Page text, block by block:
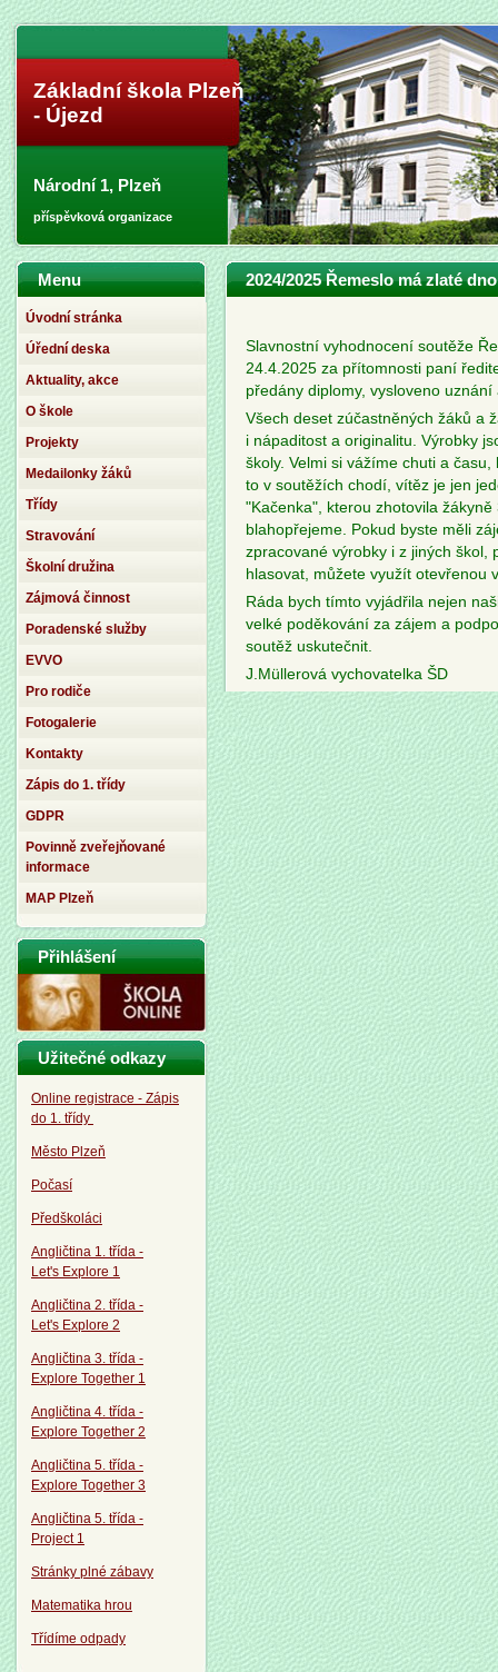
Základní škola Plzeň
- Újezd
Národní 1, Plzeň
příspěvková organizace
2024/2025 Řemeslo má zlaté dno
Slavnostní vyhodnocení soutěže
24.4.2025 za přítomnosti paní
předány diplomy, vysloveno uznání
Všech deset zúčastněných žáků a
i nápaditost a originalitu. Výrobky
školy. Velmi si vážíme chuti a
to v soutěžích chodí, vítěz je jen
"Kačenka", kterou zhotovila
blahopřejeme. Pokud byste měli
zpracované výrobky i z jiných škol,
hlasovat, můžete využít otevřenou
Ráda bych tímto vyjádřila nejen
velké poděkování za zájem a
soutěž uskutečnit.
J.Müllerová vychovatelka ŠD
Menu
Úvodní stránka
Úřední deska
Aktuality, akce
O škole
Projekty
Medailonky žáků
Třídy
Stravování
Školní družina
Zájmová činnost
Poradenské služby
EVVO
Pro rodiče
Fotogalerie
Kontakty
Zápis do 1. třídy
GDPR
Povinně zveřejňované
informace
MAP Plzeň
Přihlášení
Užitečné odkazy
Online registrace - Zápis
do 1. třídy
Město Plzeň
Počasí
Předškoláci
Angličtina 1. třída -
Let's Explore 1
Angličtina 2. třída -
Let's Explore 2
Angličtina 3. třída -
Explore Together 1
Angličtina 4. třída -
Explore Together 2
Angličtina 5. třída -
Explore Together 3
Angličtina 5. třída -
Project 1
Stránky plné zábavy
Matematika hrou
Třídíme odpady